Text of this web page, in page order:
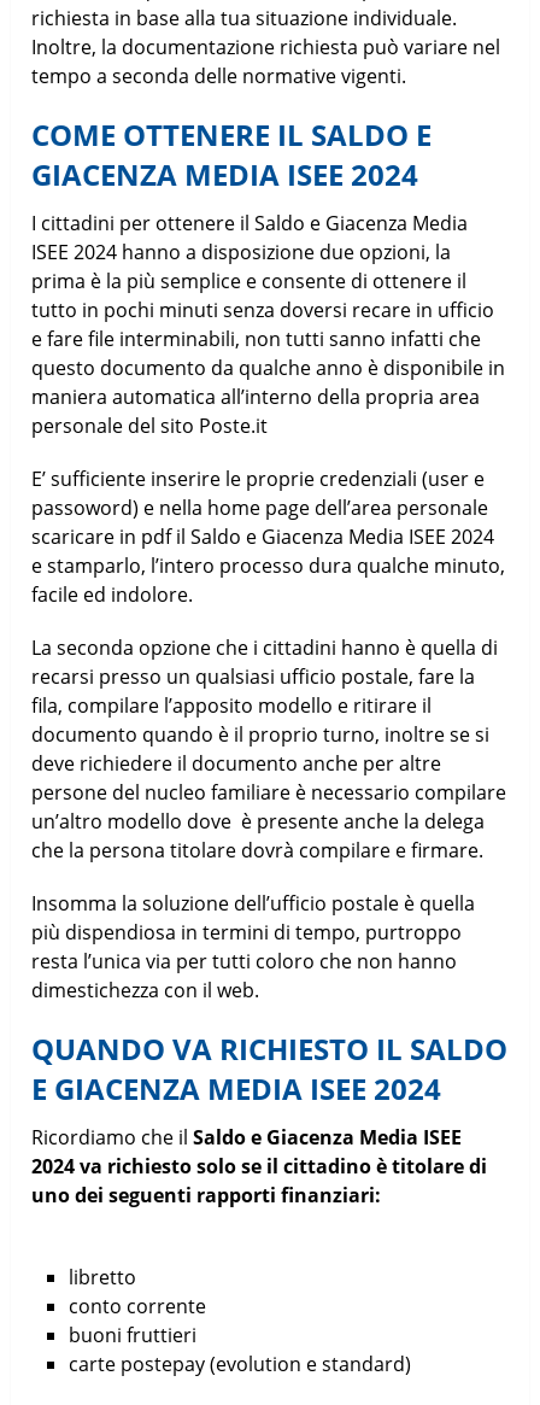
richiesta in base alla tua situazione individuale.
Inoltre, la documentazione richiesta può variare nel
tempo a seconda delle normative vigenti.
COME OTTENERE IL SALDO E
GIACENZA MEDIA ISEE 2024
I cittadini per ottenere il Saldo e Giacenza Media
ISEE 2024 hanno a disposizione due opzioni, la
prima è la più semplice e consente di ottenere il
tutto in pochi minuti senza doversi recare in ufficio
e fare file interminabili, non tutti sanno infatti che
questo documento da qualche anno è disponibile in
maniera automatica all’interno della propria area
personale del sito Poste.it
E’ sufficiente inserire le proprie credenziali (user e
passoword) e nella home page dell’area personale
scaricare in pdf il Saldo e Giacenza Media ISEE 2024
e stamparlo, l’intero processo dura qualche minuto,
facile ed indolore.
La seconda opzione che i cittadini hanno è quella di
recarsi presso un qualsiasi ufficio postale, fare la
fila, compilare l’apposito modello e ritirare il
documento quando è il proprio turno, inoltre se si
deve richiedere il documento anche per altre
persone del nucleo familiare è necessario compilare
un’altro modello dove è presente anche la delega
che la persona titolare dovrà compilare e firmare.
Insomma la soluzione dell’ufficio postale è quella
più dispendiosa in termini di tempo, purtroppo
resta l’unica via per tutti coloro che non hanno
dimestichezza con il web.
QUANDO VA RICHIESTO IL SALDO
E GIACENZA MEDIA ISEE 2024
Ricordiamo che ilSaldo e Giacenza Media ISEE
2024 va richiesto solo se il cittadino è titolare di
uno dei seguenti rapporti finanziari:
libretto
conto corrente
buoni fruttieri
carte postepay (evolution e standard)